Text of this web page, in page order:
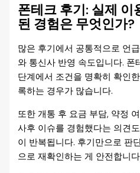
폰테크 후기: 실제 이
된 경험은 무엇인가?
많은 후기에서 공통적으로 언
와 통신사 반영 속도입니다.
단계에서 조건을 명확히 확인
록하는 경우가 많습니다.
또한 개통 후 요금 부담, 약정
사후 이슈를 경험했다는 의견
이 반복됩니다. 후기만으로 판
으로 재확인하는 게 안전합니